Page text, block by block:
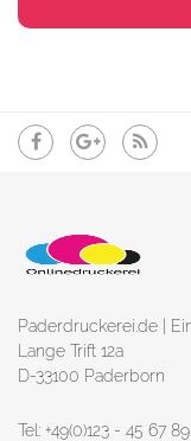
Paderdruckerei.de |
Lange Trift 12a
D-33100 Paderborn
Tel: +49(0)123 - 45 67 89